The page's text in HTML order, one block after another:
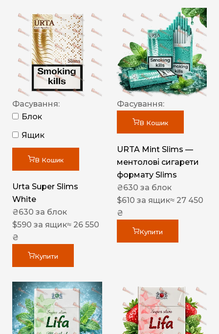
Фасування:
Блок
Ящик
В Кошик
Urta Super Slims
White
₴630 за блок
$590 за ящик≈ 26 550
₴
Купити
Фасування:
В Кошик
URTA Mint Slims —
ментолові сигарети
формату Slims
₴630 за блок
$610 за ящик≈ 27 450
₴
Купити